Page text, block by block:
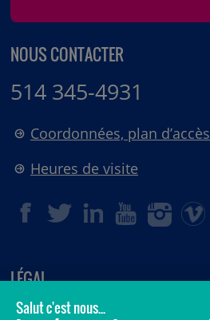
NOUS CONTACTER
514 345-4931
Coordonnées, plan d’accès
Heures de visite
LÉGAL
© 2006-2026CHU Sainte-Justine.